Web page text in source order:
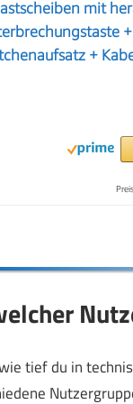
mit
+
tief du in